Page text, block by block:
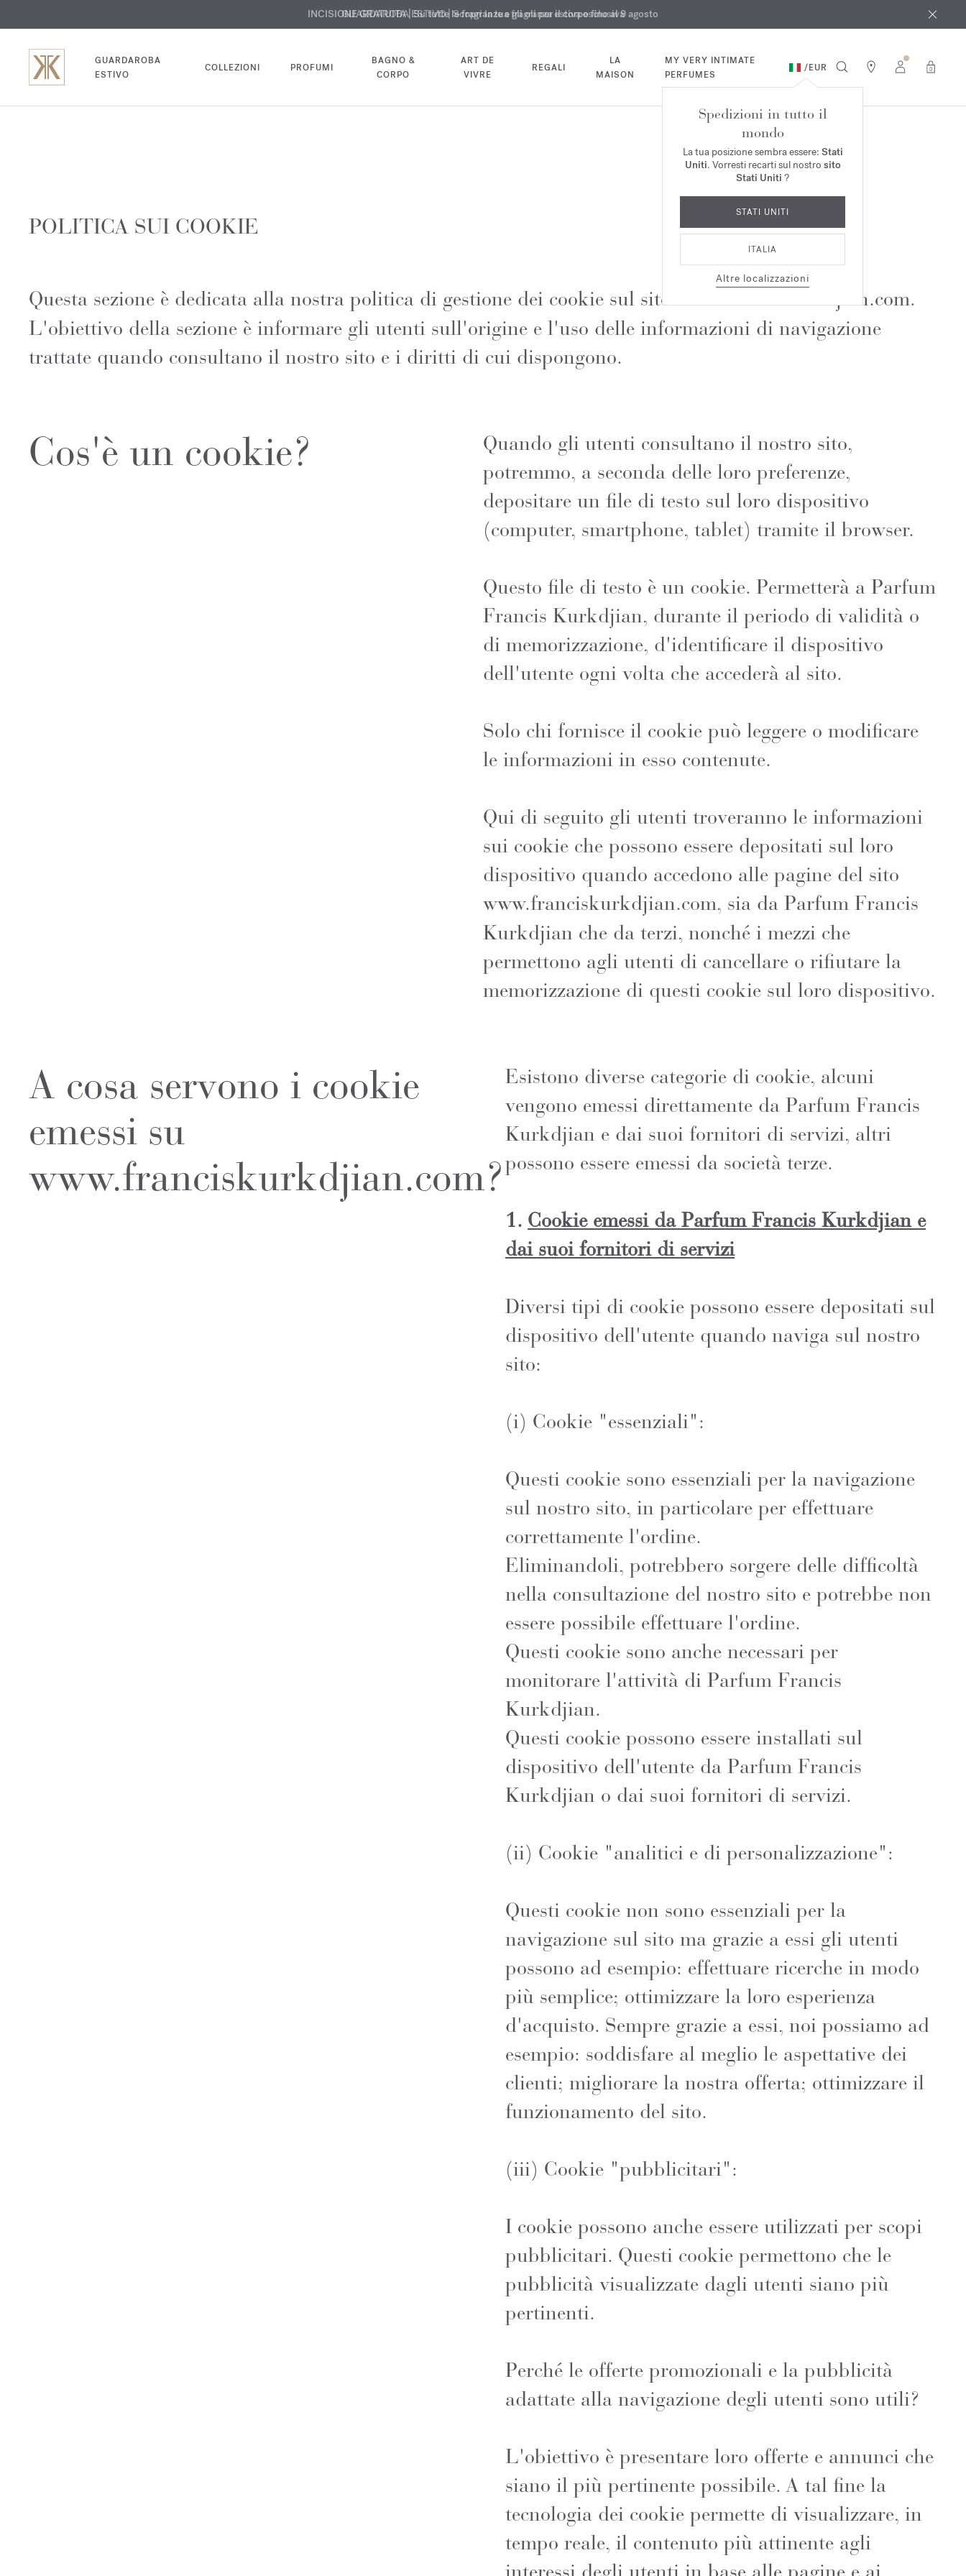
ESCLUSIVO | Scopri la nuova fragranza OUDvelvet moodnel tuo ordine*
INCISIONE GRATUITA | Su tutte le fragranze e gli oli per il corpo fino al 9 agosto
GUARDAROBA ESTIVO | Scopri la tua fragranza estiva esclusiva
GUARDAROBA
ESTIVO
COLLEZIONI PROFUMI
BAGNO &
CORPO
ART DE
VIVRE
REGALI
LA
MAISON
MY VERY INTIMATE
PERFUMES
/EUR 0
Spedizioni in tutto il
mondo
La tua posizione sembra essere: Stati
Uniti. Vorresti recarti sul nostro sito
Stati Uniti ?
STATI UNITI
ITALIA
Altre localizzazioni
POLITICA SUI COOKIE
Questa sezione è dedicata alla nostra politica di gestione dei cookie sul sitowww.franciskurkdjian.com.
L'obiettivo della sezione è informare gli utenti sull'origine e l'uso delle informazioni di navigazione
trattate quando consultano il nostro sito e i diritti di cui dispongono.
Cos'è un cookie?
Quando gli utenti consultano il nostro sito,
potremmo, a seconda delle loro preferenze,
depositare un file di testo sul loro dispositivo
(computer, smartphone, tablet) tramite il browser.
Questo file di testo è un cookie. Permetterà a Parfum
Francis Kurkdjian, durante il periodo di validità o
di memorizzazione, d'identificare il dispositivo
dell'utente ogni volta che accederà al sito.
Solo chi fornisce il cookie può leggere o modificare
le informazioni in esso contenute.
Qui di seguito gli utenti troveranno le informazioni
sui cookie che possono essere depositati sul loro
dispositivo quando accedono alle pagine del sito
www.franciskurkdjian.com, sia da Parfum Francis
Kurkdjian che da terzi, nonché i mezzi che
permettono agli utenti di cancellare o rifiutare la
memorizzazione di questi cookie sul loro dispositivo.
A cosa servono i cookie
emessi su
www.franciskurkdjian.com?
Esistono diverse categorie di cookie, alcuni
vengono emessi direttamente da Parfum Francis
Kurkdjian e dai suoi fornitori di servizi, altri
possono essere emessi da società terze.
1. Cookie emessi da Parfum Francis Kurkdjian e
dai suoi fornitori di servizi
Diversi tipi di cookie possono essere depositati sul
dispositivo dell'utente quando naviga sul nostro
sito:
(i) Cookie "essenziali":
Questi cookie sono essenziali per la navigazione
sul nostro sito, in particolare per effettuare
correttamente l'ordine.
Eliminandoli, potrebbero sorgere delle difficoltà
nella consultazione del nostro sito e potrebbe non
essere possibile effettuare l'ordine.
Questi cookie sono anche necessari per
monitorare l'attività di Parfum Francis
Kurkdjian.
Questi cookie possono essere installati sul
dispositivo dell'utente da Parfum Francis
Kurkdjian o dai suoi fornitori di servizi.
(ii) Cookie "analitici e di personalizzazione":
Questi cookie non sono essenziali per la
navigazione sul sito ma grazie a essi gli utenti
possono ad esempio: effettuare ricerche in modo
più semplice; ottimizzare la loro esperienza
d'acquisto. Sempre grazie a essi, noi possiamo ad
esempio: soddisfare al meglio le aspettative dei
clienti; migliorare la nostra offerta; ottimizzare il
funzionamento del sito.
(iii) Cookie "pubblicitari":
I cookie possono anche essere utilizzati per scopi
pubblicitari. Questi cookie permettono che le
pubblicità visualizzate dagli utenti siano più
pertinenti.
Perché le offerte promozionali e la pubblicità
adattate alla navigazione degli utenti sono utili?
L'obiettivo è presentare loro offerte e annunci che
siano il più pertinente possibile. A tal fine la
tecnologia dei cookie permette di visualizzare, in
tempo reale, il contenuto più attinente agli